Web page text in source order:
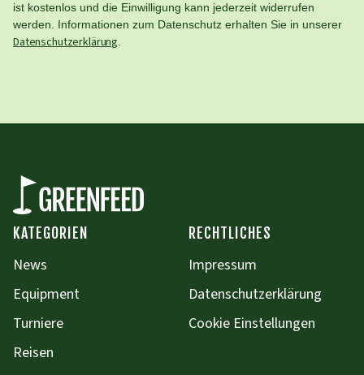
ist kostenlos und die Einwilligung kann jederzeit widerrufen
werden. Informationen zum Datenschutz erhalten Sie in unserer
Datenschutzerklärung
KATEGORIEN
News
Equipment
Turniere
Reisen
RECHTLICHES
Impressum
Datenschutzerklärung
Cookie Einstellungen